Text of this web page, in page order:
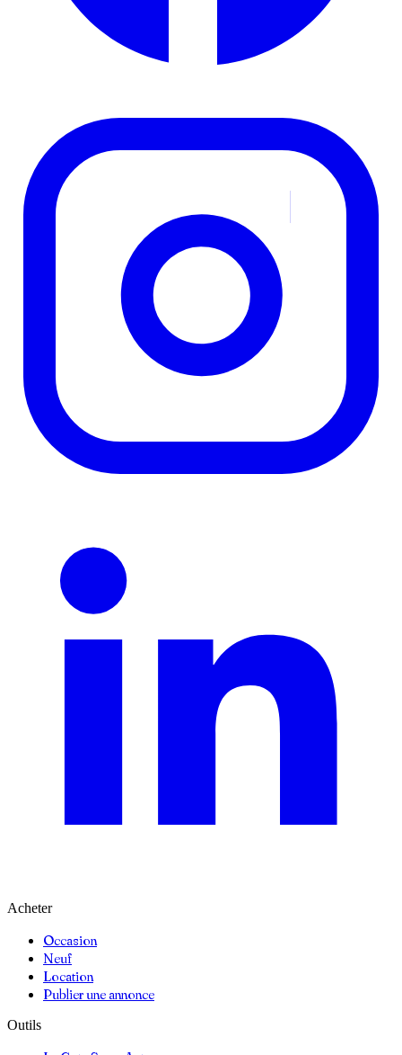
Acheter
Occasion
Neuf
Location
Publier une annonce
Outils